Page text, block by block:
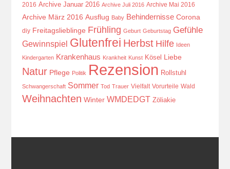
2016 Archive Januar 2016 Archive Juli 2016 Archive Mai 2016
Archive März 2016 Ausflug Baby Behindernisse Corona
diy Freitagslieblinge Frühling Geburt Geburtstag Gefühle
Gewinnspiel Glutenfrei Herbst Hilfe Ideen
Kindergarten Krankenhaus Krankheit Kunst Kösel Liebe
Natur Pflege Politik Rezension Rollstuhl
Schwangerschaft Sommer Tod Trauer Vielfalt Vorurteile Wald
Weihnachten Winter WMDEDGT Zöliakie